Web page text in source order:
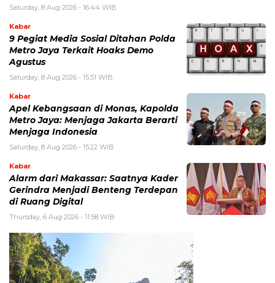
Saturday, 8 Aug 2026 - 16:44 WIB
Kabar
9 Pegiat Media Sosial Ditahan Polda
Metro Jaya Terkait Hoaks Demo
Agustus
Saturday, 8 Aug 2026 - 15:51 WIB
Kabar
Apel Kebangsaan di Monas, Kapolda
Metro Jaya: Menjaga Jakarta Berarti
Menjaga Indonesia
Saturday, 8 Aug 2026 - 15:22 WIB
Kabar
Alarm dari Makassar: Saatnya Kader
Gerindra Menjadi Benteng Terdepan
di Ruang Digital
Thursday, 6 Aug 2026 - 11:58 WIB